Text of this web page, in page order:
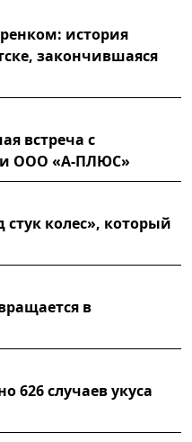
история
закончившаяся
встреча с
ООО «А-ПЛЮС»
колес», который
в
626 случаев укуса